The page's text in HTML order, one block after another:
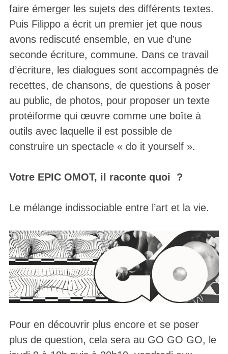
faire émerger les sujets des différents textes.
Puis Filippo a écrit un premier jet que nous
avons rediscuté ensemble, en vue d’une
seconde écriture, commune. Dans ce travail
d’écriture, les dialogues sont accompagnés de
recettes, de chansons, de questions à poser
au public, de photos, pour proposer un texte
protéiforme qui œuvre comme une boîte à
outils avec laquelle il est possible de
construire un spectacle « do it yourself ».
Votre EPIC OMOT, il raconte quoi ?
Le mélange indissociable entre l’art et la vie.
Pour en découvrir plus encore et se poser
plus de question, cela sera au GO GO GO, le